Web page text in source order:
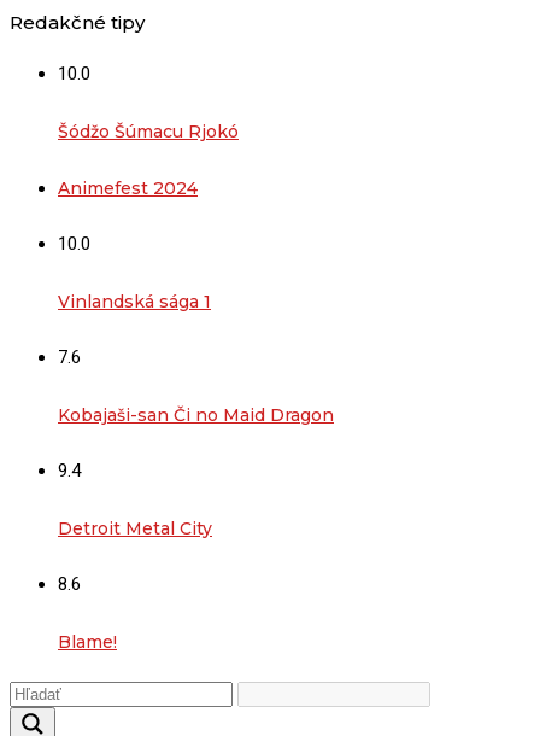
Redakčné tipy
10.0
Šódžo Šúmacu Rjokó
Animefest 2024
10.0
Vinlandská sága 1
7.6
Kobajaši-san Či no Maid Dragon
9.4
Detroit Metal City
8.6
Blame!